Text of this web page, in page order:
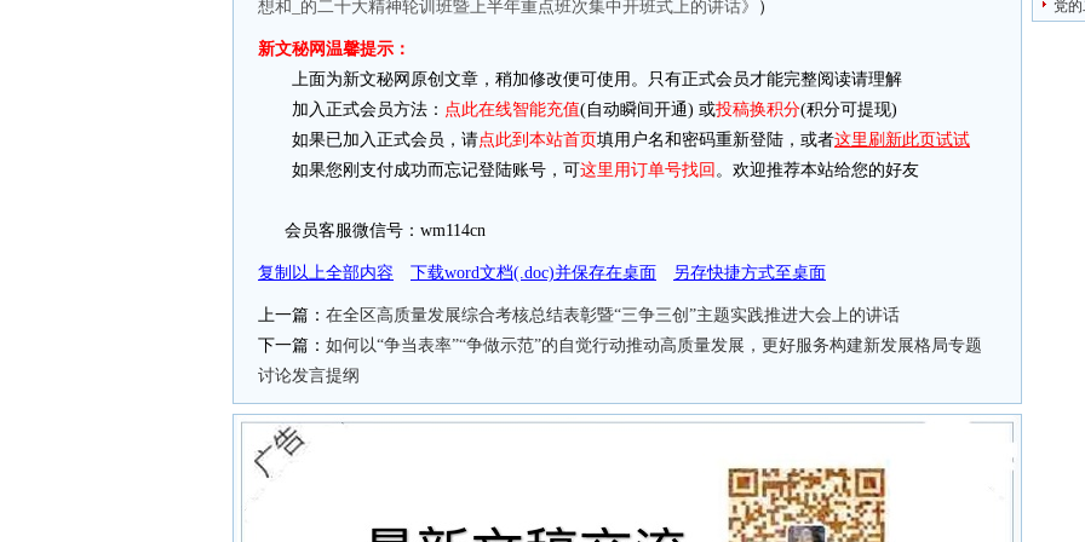
想和_的二十大精神轮训班暨上半年重点班次集中开班式上的讲话》
）
新文秘网温馨提示：
上面为新文秘网原创文章，稍加修改便可使用。只有正式会员才能完整阅读请理解
加入正式会员方法： 点此在线智能充值(自动瞬间开通) 或投稿换积分(积分可提现)
如果已加入正式会员，请点此到本站首页填用户名和密码重新登陆，或者这里刷新此页试试
如果您刚支付成功而忘记登陆账号，可这里用订单号找回 。欢迎推荐本站给您的好友
会员客服微信号：wm114cn
复制以上全部内容 下载word文档(.doc)并保存在桌面 另存快捷方式至桌面
上一篇： 在全区高质量发展综合考核总结表彰暨“三争三创”主题实践推进大会上的讲话
下一篇： 如何以“争当表率”“争做示范”的自觉行动推动高质量发展，更好服务构建新发展格局专题
讨论发言提纲
党